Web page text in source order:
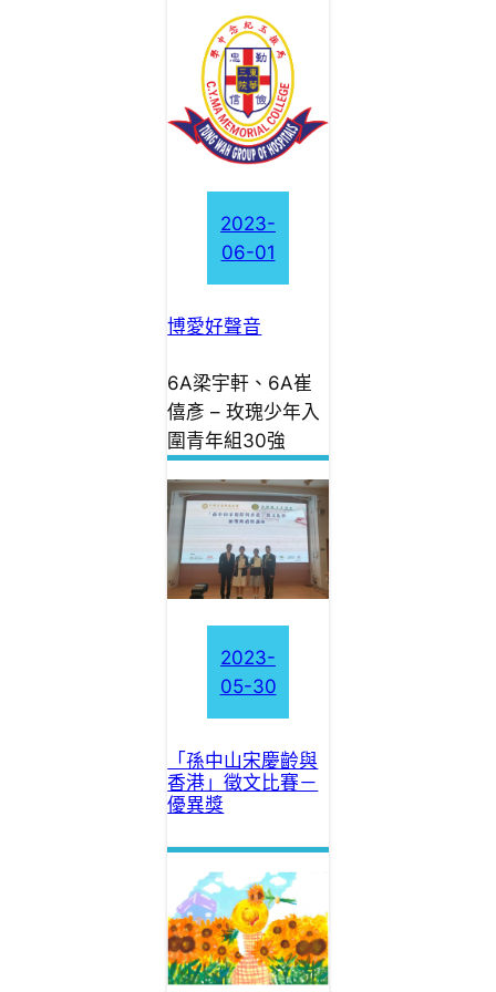
2023-
06-01
博愛好聲音
6A梁宇軒、6A崔
僖彥 – 玫瑰少年入
圍青年組30強
2023-
05-30
「孫中山宋慶齡與
香港」徵文比賽－
優異獎